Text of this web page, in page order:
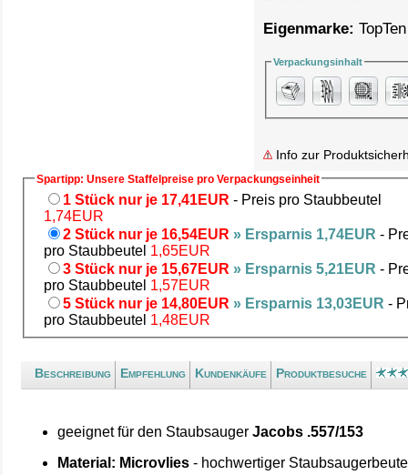
Eigenmarke: TopTen
Verpackungsinhalt
Info zur
Spartipp: Unsere Staffelpreise pro Verpackungseinheit
1 Stück nur je 17,41EUR - Preis pro Staubbeutel
1,74EUR
2 Stück nur je 16,54EUR » Ersparnis 1,74EUR -
pro Staubbeutel 1,65EUR
3 Stück nur je 15,67EUR » Ersparnis 5,21EUR -
pro Staubbeutel 1,57EUR
5 Stück nur je 14,80EUR » Ersparnis 13,03EUR -
pro Staubbeutel 1,48EUR
Beschreibung Empfehlung Kundenkäufe Produktbesuche
geeignet für den StaubsaugerJacobs .557/153
Material: Microvlies - hochwertiger